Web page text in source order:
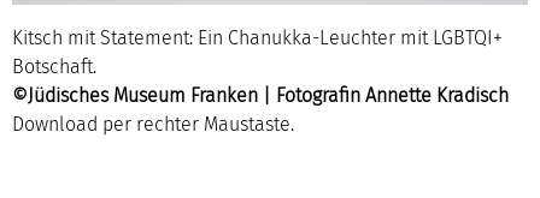
Kitsch mit Statement: Ein Chanukka-Leuchter mit LGBTQI+
Botschaft.
©Jüdisches Museum Franken | Fotografin Annette Kradisch
Download per rechter Maustaste.